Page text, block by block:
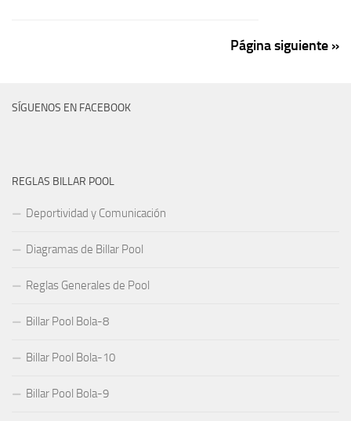
Página siguiente »
SÍGUENOS EN FACEBOOK
REGLAS BILLAR POOL
Deportividad y Comunicación
Diagramas de Billar Pool
Reglas Generales de Pool
Billar Pool Bola-8
Billar Pool Bola-10
Billar Pool Bola-9